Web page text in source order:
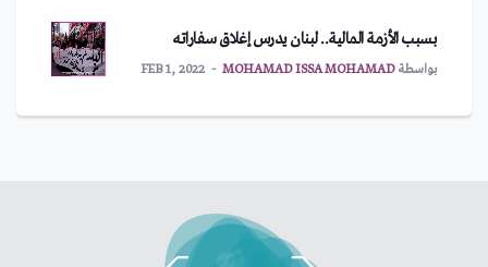
بسبب الأزمة المالية.. لبنان يدرس إغلاق سفاراته
بواسطةMOHAMAD ISSA MOHAMAD
FEB 1, 2022